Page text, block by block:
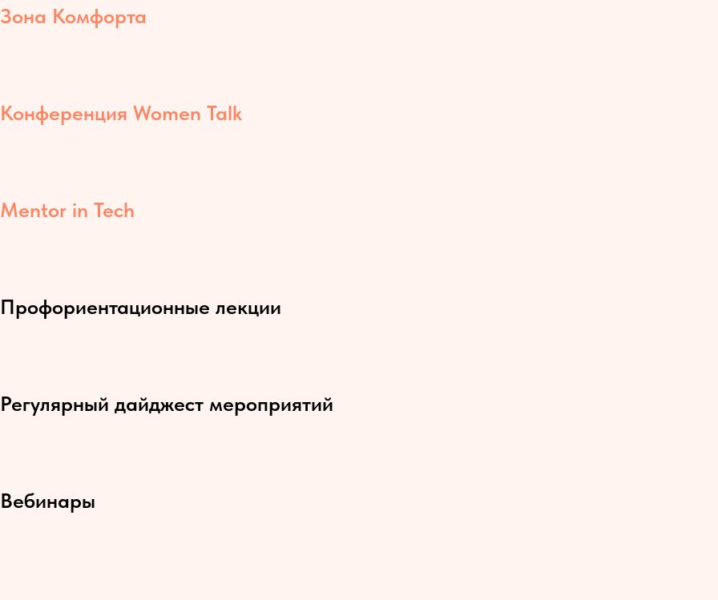
Зона Комфорта
Конференция Women Talk
Mentor in Tech
Профориентационные лекции
Регулярный дайджест мероприятий
Вебинары